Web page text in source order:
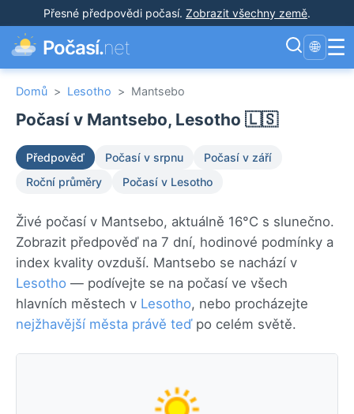
Přesné předpovědi počasí. Zobrazit všechny země.
Počasí.net 🌐 ☰
Domů > Lesotho > Mantsebo
Počasí v Mantsebo, Lesotho 🇱🇸
Předpověď Počasí v srpnu
Počasí v září
Roční průměry
Počasí v Lesotho
Živé počasí v Mantsebo, aktuálně 16°C s slunečno.
Zobrazit předpověď na 7 dní, hodinové podmínky a
index kvality ovzduší. Mantsebo se nachází v
Lesotho — podívejte se na počasí ve všech
hlavních městech v Lesotho, nebo procházejte
nejžhavější města právě teďpo celém světě.